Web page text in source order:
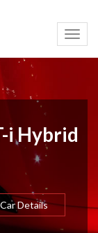
i Hybrid
Car Details